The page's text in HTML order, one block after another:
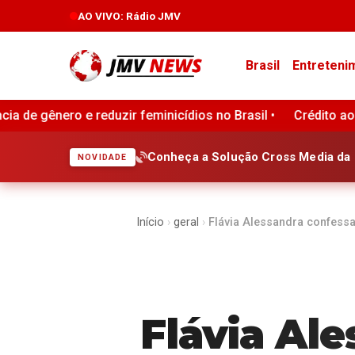
AO VIVO: Rádio JMV
Brasil
no Brasil • Crédito ao consumidor nos Estados
NOVIDADE Conheça a Solução Cross Media
Início › geral › Flávia Alessandra
Flávia